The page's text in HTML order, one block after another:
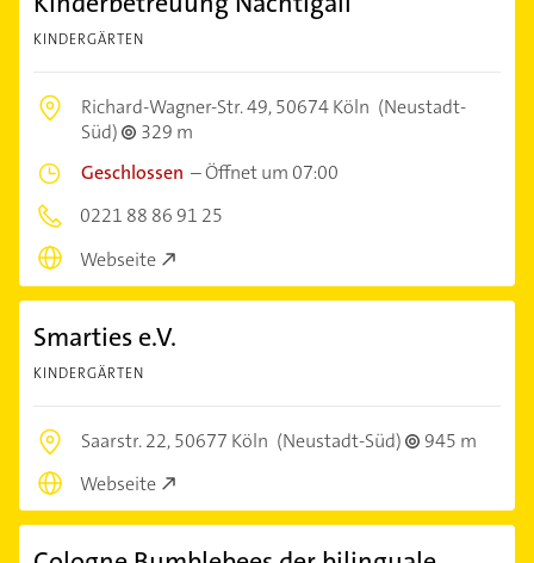
KINDERGÄRTEN
Richard-Wagner-Str. 49,50674 Köln (Neustadt-
Süd)
329 m
Geschlossen –Öffnet um 07:00
0221 88 86 91 25
Webseite
Smarties e.V.
KINDERGÄRTEN
Saarstr. 22,50677 Köln (Neustadt-Süd)
945 m
Webseite